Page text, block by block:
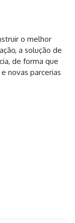
o melhor
a solução de
de forma que
novas parcerias